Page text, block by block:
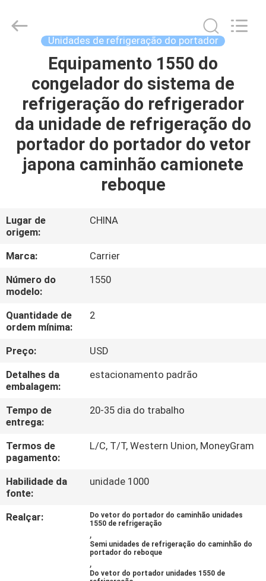
CASA
PRODUTOS
SOBRE
NÓS
VISITA
À
FÁBRICA
CONTROLE
DE
QUALIDADE
CONTACTE-
NOS
NOTÍCIAS
CASOS
INDUSTRY
Unidades de refrigeração do portador
Equipamento 1550 do
congelador do sistema de
refrigeração do refrigerador
da unidade de refrigeração do
portador do portador do vetor
japona caminhão camionete
reboque
Lugar de
origem:
CHINA
Marca:
Carrier
Número do
modelo:
1550
Quantidade de
ordem mínima:
2
Preço:
USD
Detalhes da
embalagem:
estacionamento padrão
Tempo de
entrega:
20-35 dia do trabalho
Termos de
pagamento:
L/C, T/T, Western Union, MoneyGram
Habilidade da
fonte:
unidade 1000
Realçar:
Do vetor do portador do caminhão unidades
1550 de refrigeração
,
Semi unidades de refrigeração do caminhão do
portador do reboque
,
Do vetor do portador unidades 1550 de